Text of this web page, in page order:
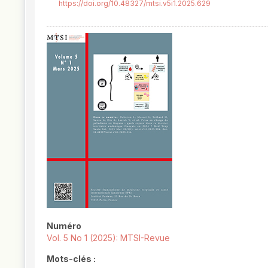
https://doi.org/10.48327/mtsi.v5i1.2025.629
Numéro
Vol. 5 No 1 (2025): MTSI-Revue
Mots-clés :